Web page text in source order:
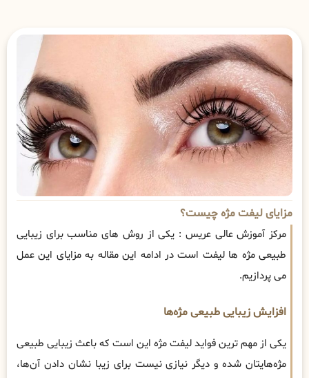
مزایای لیفت مژه چیست؟
مرکز آموزش عالی عریس : یکی از روش های مناسب برای زیبایی
طبیعی مژه ها لیفت است در ادامه این مقاله به مزایای این عمل
می پردازیم.
افزایش زیبایی طبیعی مژه‌ها
یکی از مهم ‌ترین فواید لیفت مژه این است که باعث زیبایی طبیعی
مژه‌هایتان شده و دیگر نیازی نیست برای زیبا نشان دادن آن‌ها،